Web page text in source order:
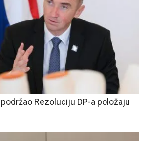
Rezoluciju DP-a položaju